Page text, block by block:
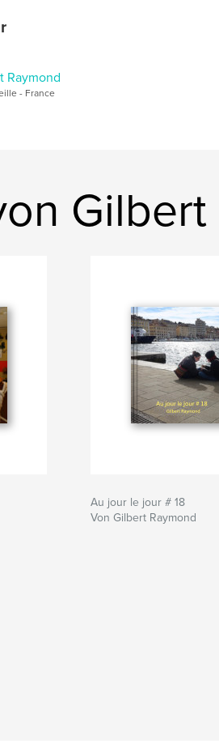
Raymond
- France
Gilbert
Au jour le jour # 18
Von Gilbert Raymond